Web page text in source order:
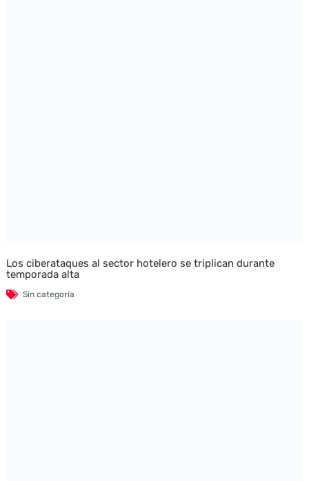
Los ciberataques al sector hotelero se triplican durante
temporada alta
Sin categoría